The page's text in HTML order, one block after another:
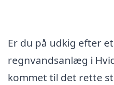
Er du på udkig efter
regnvandsanlæg i
kommet til det rette